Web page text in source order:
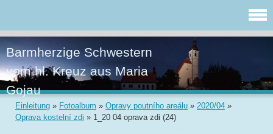
Barmherzige Schwestern
vom hl. Kreuz aus Maria
Gojau
Einleitung » Fotoalbum » Opravy poutního areálu » 2020/04 »
Oprava kostelní zdi » 1_20 04 oprava zdi (24)